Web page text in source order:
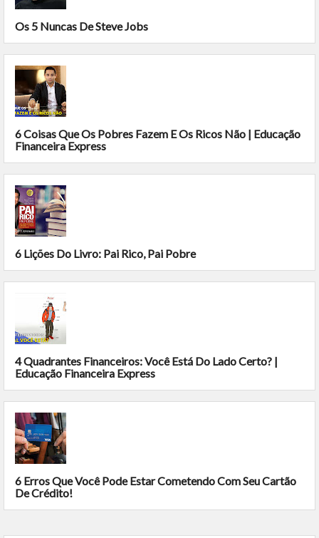
Os 5 Nuncas De Steve Jobs
6 Coisas Que Os Pobres Fazem E Os Ricos Não | Educação
Financeira Express
6 Lições Do Livro: Pai Rico, Pai Pobre
4 Quadrantes Financeiros: Você Está Do Lado Certo? |
Educação Financeira Express
6 Erros Que Você Pode Estar Cometendo Com Seu Cartão
De Crédito!